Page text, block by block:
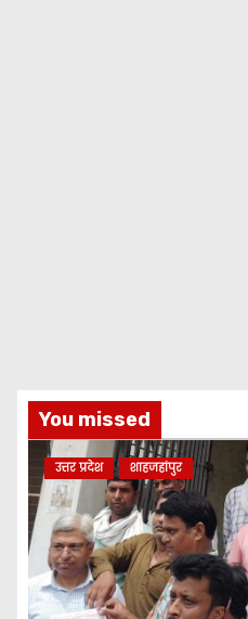
You missed
उत्तर प्रदेश शाहजहांपुर